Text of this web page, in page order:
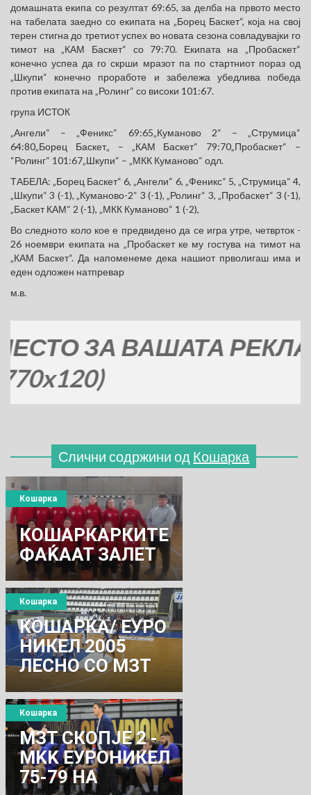
домашната екипа со резултат 69:65, за делба на првото место
на табелата заедно со екипата на „Борец Баскет“, која на свој
терен стигна до третиот успех во новата сезона совладувајки го
тимот на „КАМ Баскет“ со 79:70. Екипата на „Пробаскет“
конечно успеа да го скрши мразот па по стартниот пораз од
„Шкупи“ конечно проработе и забележа убедлива победа
против екипата на „Ролинг“ со високи 101:67.
група ИСТОК
„Ангели“ – „Феникс“ 69:65„Куманово 2“ – „Струмица“
64:80„Борец Баскет„ – „КАМ Баскет“ 79:70„Пробаскет“ –
“Ролинг“ 101:67„Шкупи“ – „МКК Куманово“ одл.
ТАБЕЛА: „Борец Баскет“ 6, „Ангели“ 6, „Феникс“ 5, „Струмица“ 4,
„Шкупи“ 3 (-1), „Куманово-2“ 3 (-1), „Ролинг“ 3, „Пробаскет“ 3 (-1),
„Баскет КАМ“ 2 (-1), „МКК Куманово“ 1 (-2),
Во следното коло кое е предвидено да се игра утре, четврток -
26 ноември екипата на „Пробаскет ке му гостува на тимот на
„КАМ Баскет“. Да напоменеме дека нашиот прволигаш има и
еден одложен натпревар
м.в.
ЗА ВАШАТА РЕКЛАМА
Слични содржини од Кошарка
КОШАРКАРКИТЕ
ФАЌААТ ЗАЛЕТ
Кошарка
КОШАРКА/ ЕУРО
НИКЕЛ 2005
ЛЕСНО СО МЗТ
УНИБАНКА : 90-
79
Кошарка
МЗТ СКОПЈЕ 2 -
MKK ЕУРОНИКЕЛ
75-79 НА
Кошарка